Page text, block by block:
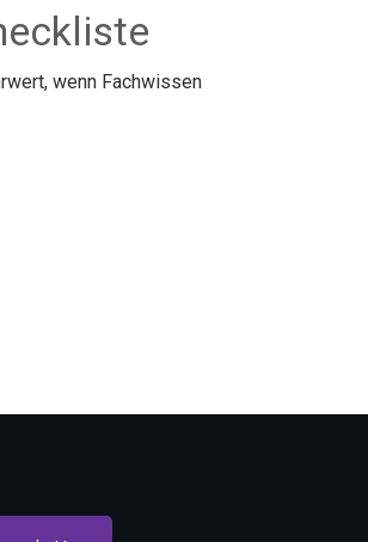
wenn Fachwissen